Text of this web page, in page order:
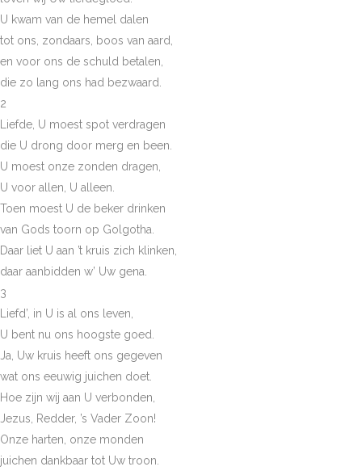
U kwam van de hemel dalen
tot ons, zondaars, boos van aard,
en voor ons de schuld betalen,
die zo lang ons had bezwaard.
2
Liefde, U moest spot verdragen
die U drong door merg en been.
U moest onze zonden dragen,
U voor allen, U alleen.
Toen moest U de beker drinken
van Gods toorn op Golgotha.
Daar liet U aan ’t kruis zich klinken,
daar aanbidden w’ Uw gena.
3
Liefd’, in U is al ons leven,
U bent nu ons hoogste goed.
Ja, Uw kruis heeft ons gegeven
wat ons eeuwig juichen doet.
Hoe zijn wij aan U verbonden,
Jezus, Redder, ’s Vader Zoon!
Onze harten, onze monden
juichen dankbaar tot Uw troon.